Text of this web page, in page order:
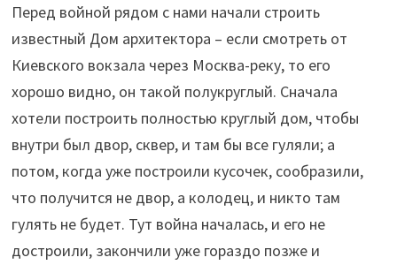
Перед войной рядом с нами начали строить
известный Дом архитектора – если смотреть от
Киевского вокзала через Москва-реку, то его
хорошо видно, он такой полукруглый. Сначала
хотели построить полностью круглый дом, чтобы
внутри был двор, сквер, и там бы все гуляли; а
потом, когда уже построили кусочек, сообразили,
что получится не двор, а колодец, и никто там
гулять не будет. Тут война началась, и его не
достроили, закончили уже гораздо позже и